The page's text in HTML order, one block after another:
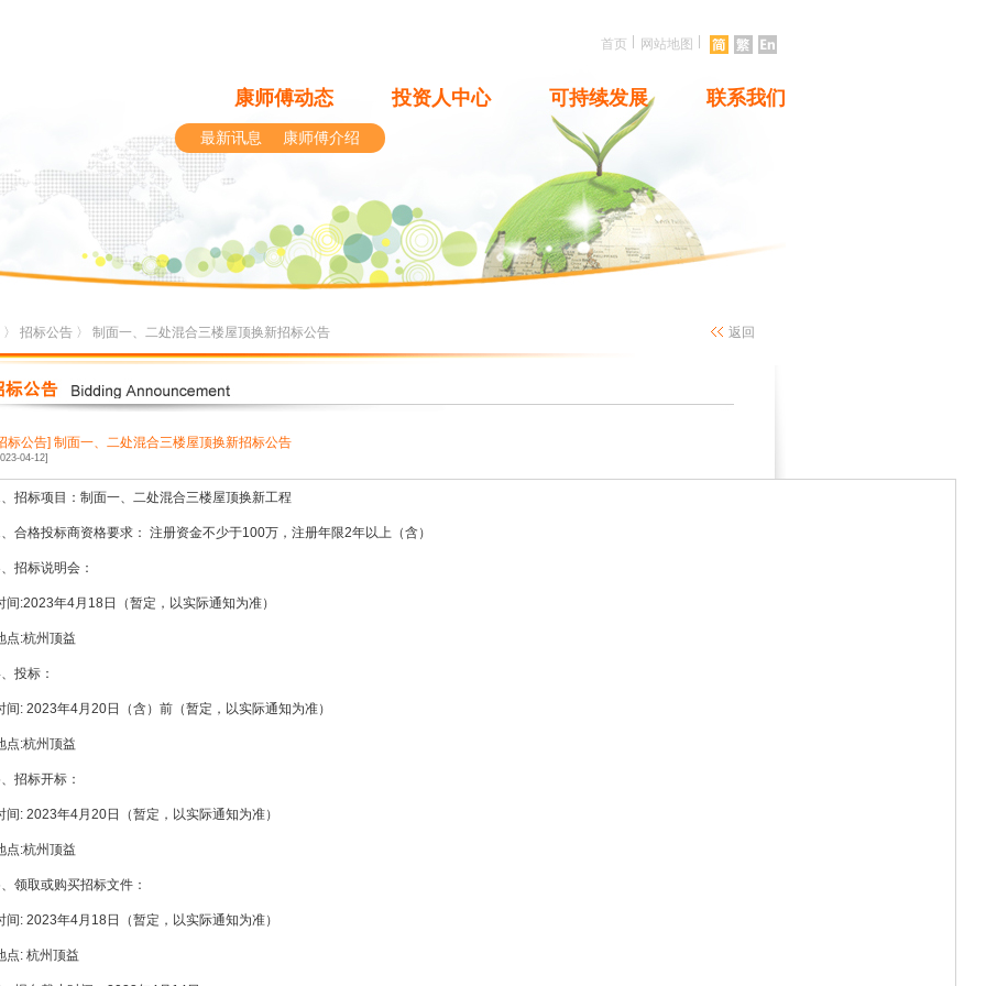
首页 网站地图
康师傅动态 投资人中心 可持续发展 联系我们
最新讯息 康师傅介绍
〉 招标公告 〉 制面一、二处混合三楼屋顶换新招标公告 返回
标公告] 制面一、二处混合三楼屋顶换新招标公告
04-12]
招标项目：制面一、二处混合三楼屋顶换新工程
合格投标商资格要求： 注册资金不少于100万，注册年限2年以上（含）
招标说明会：
间:2023年4月18日（暂定，以实际通知为准）
点:杭州顶益
投标：
间: 2023年4月20日（含）前（暂定，以实际通知为准）
点:杭州顶益
招标开标：
间: 2023年4月20日（暂定，以实际通知为准）
点:杭州顶益
领取或购买招标文件：
间: 2023年4月18日（暂定，以实际通知为准）
点: 杭州顶益